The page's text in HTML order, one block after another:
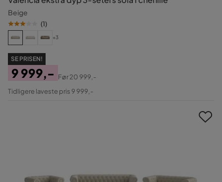
Beige
(1)
+3
SE PRISEN!
Pris
9 999,-
Original
Før20 999,-
Tidligere laveste pris 9 999,-